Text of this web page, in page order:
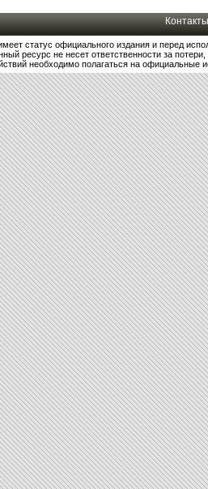
Контакты
статус официального издания и перед
ресурс не несет ответственности за
необходимо полагаться на официальные